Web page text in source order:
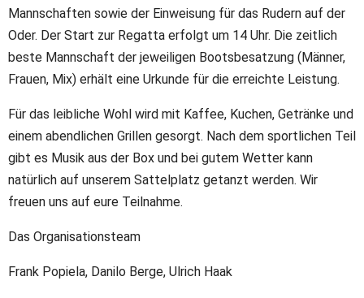
Mannschaften sowie der Einweisung für das Rudern auf der
Oder. Der Start zur Regatta erfolgt um 14 Uhr. Die zeitlich
beste Mannschaft der jeweiligen Bootsbesatzung (Männer,
Frauen, Mix) erhält eine Urkunde für die erreichte Leistung.
Für das leibliche Wohl wird mit Kaffee, Kuchen, Getränke und
einem abendlichen Grillen gesorgt. Nach dem sportlichen Teil
gibt es Musik aus der Box und bei gutem Wetter kann
natürlich auf unserem Sattelplatz getanzt werden. Wir
freuen uns auf eure Teilnahme.
Das Organisationsteam
Frank Popiela, Danilo Berge, Ulrich Haak